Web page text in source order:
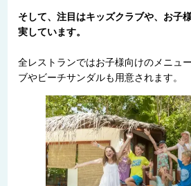
そして、注目はキッズクラブや、お子
実しています。
全レストランではお子様向けのメニュ
ブやビーチサンダルも用意されます。